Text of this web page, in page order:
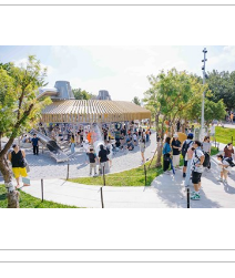
03-中央公園有最新開放的飛行美樂